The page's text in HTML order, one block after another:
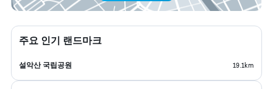
주요 인기 랜드마크
설악산 국립공원 19.1km